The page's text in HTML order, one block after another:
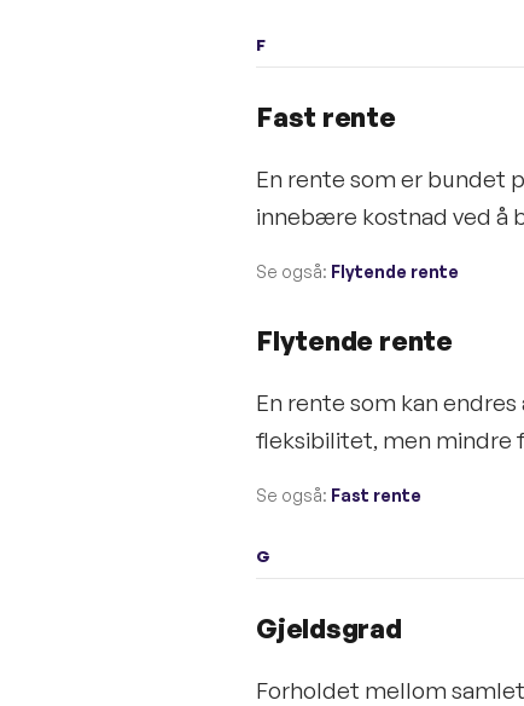
F
Fast rente
En rente som er bundet
innebære kostnad ved å
Se også: Flytende rente
Flytende rente
En rente som kan
fleksibilitet, men mindre
Se også: Fast rente
G
Gjeldsgrad
Forholdet mellom